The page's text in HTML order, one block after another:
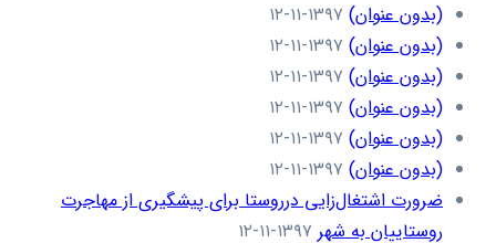
(بدون عنوان) ۱۳۹۷-۱۱-۱۲
(بدون عنوان) ۱۳۹۷-۱۱-۱۲
(بدون عنوان) ۱۳۹۷-۱۱-۱۲
(بدون عنوان) ۱۳۹۷-۱۱-۱۲
(بدون عنوان) ۱۳۹۷-۱۱-۱۲
(بدون عنوان) ۱۳۹۷-۱۱-۱۲
ضرورت اشتغال‌زایی درروستا برای پیشگیری از مهاجرت
روستاییان به شهر ۱۳۹۷-۱۱-۱۲